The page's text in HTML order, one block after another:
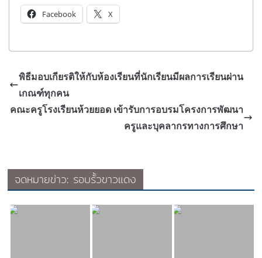
Facebook X
พิธีมอบเกียรติให้กับห้องเรียนที่นักเรียนมีผลการเรียนผ่าน
เกณฑ์ทุกคน
คณะครูโรงเรียนห้วยยอด เข้ารับการอบรมโครงการพัฒนา
ครูและบุคลากรทางการศึกษา
จดหมายข่าว: รอบรั้วขาวแดง